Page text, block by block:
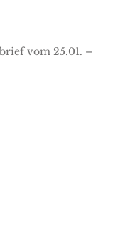
vom 25.01. –